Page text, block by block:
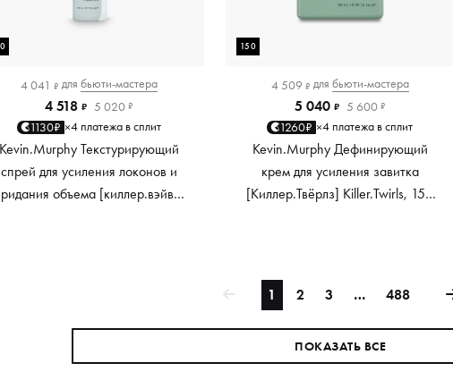
4 041 ₽ для бьюти-мастера
4 518 ₽ 5 020 ₽
1130₽ ×4 платежа в сплит
Kevin.Murphy Текстурирующий
спрей для усиления локонов и
объема [киллер.вэйвс]
150
4 509 ₽ для бьюти-мастера
5 040 ₽ 5 600 ₽
1260₽ ×4 платежа в сплит
Kevin.Murphy Дефинирующий
крем для усиления завитка
[Киллер.Твёрлз] Killer.Twirls, 150
1 2 3 … 488
ПОКАЗАТЬ ВСЕ